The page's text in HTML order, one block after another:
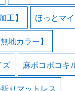
工】 ほっとマ
地カラー】
ズ 麻ポコポコキ
りマットレス